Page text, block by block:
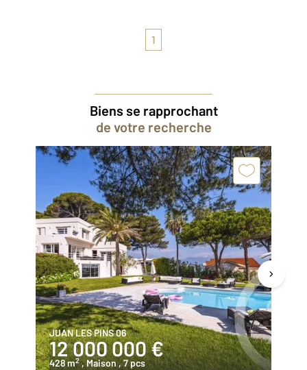
1
Biens se rapprochant
de votre recherche
JUAN LES PINS 06
12 000 000 €
428 m2 , Maison, 7 pcs